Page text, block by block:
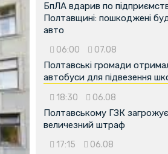
БпЛА вдарив по
Полтавщині: пошкоджені
авто
06:00 07.08
Полтавські громади
автобуси для підвезення
18:30 06.08
Полтавському ГЗК загрожує
величезний штраф
17:15 06.08